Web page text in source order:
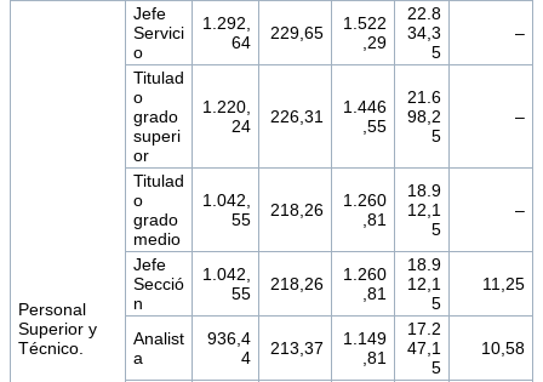
Personal
Superior y
Técnico.
Jefe
Servici
o
1.292,
64
229,65
1.522
,29
22.8
34,3
5
–
Titulad
o
grado
superi
or
1.220,
24
226,31
1.446
,55
21.6
98,2
5
–
Titulad
o
grado
medio
1.042,
55
218,26
1.260
,81
18.9
12,1
5
–
Jefe
Secció
n
1.042,
55
218,26
1.260
,81
18.9
12,1
5
11,25
Analist
a
936,4
4
213,37
1.149
,81
17.2
47,1
5
10,58